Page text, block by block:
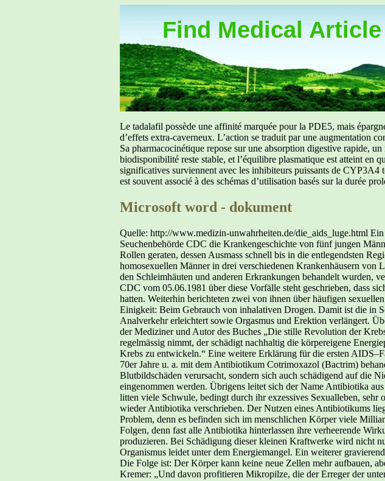
Find Medical Article
Le tadalafil possède une affinité marquée pour la PDE5, mais
d’effets extra-caverneux. L’action se traduit par une augmentation
Sa pharmacocinétique repose sur une absorption digestive rapide,
biodisponibilité reste stable, et l’équilibre plasmatique est atteint en
significatives surviennent avec les inhibiteurs puissants de
est souvent associé à des schémas d’utilisation basés sur la durée
Microsoft word - dokument
Quelle: http://www.medizin-unwahrheiten.de/die_aids_luge.html Ein exzessiver Lebensstil liess das Phänomen AIDS entstehen Hätte die US- Seuchenbehörde CDC die Krankengeschichte von fünf jungen Männern im Jahre 1981 richtig eingeschätzt, wäre wohl niemals der riesige Stein ins Rollen geraten, dessen Ausmass schnell bis in die entlegendsten Regionen Afrikas zu spüren war. Als zwischen Oktober 1980 und Mai 1981 die fünf homosexuellen Männer in drei verschiedenen Krankenhäusern von Los Angeles wegen Pilzinfektionen in der Lunge (PCP), Hefepilzinfektionen auf den Schleimhäuten und anderen Erkrankungen behandelt wurden, vermutete die CDC eine Infektionskrankheit als primäre Ursache. Im Bericht der CDC vom 05.06.1981 über diese Vorfälle steht geschrieben, dass sich die jungen Männer weder kannten, noch gemeinsame Sexualpartner gehabt hatten. Weiterhin berichteten zwei von ihnen über häufigen sexuellen Verkehr mit verschiedenen Partnern. Doch in einem Punkt herrschte absolute Einigkeit: Beim Gebrauch von inhalativen Drogen. Damit ist die in Schwulenkreisen sehr beliebte Schnüffeldroge Poppers gemeint, die den Analverkehr erleichtert sowie Orgasmus und Erektion verlängert. Über die Gefahren von Poppers, dessen chemische Bezeichnung Amylnitrit ist, klärt der Mediziner und Autor des Buches „Die stille Revolution der Krebs- und AIDS – Medizin“ Dr. med. Heinrich Kremer auf: „Wer Poppers regelmässig nimmt, der schädigt nachhaltig die körpereigene Energieproduktion, sein Immunsystem und riskiert das Karposi – Sarkom (KS), eine Art Krebs zu entwickeln.“ Eine weitere Erklärung für die ersten AIDS–Fälle findet Kremer in der Tatsache, dass viele homosexuelle Männer Ende der 70er Jahre u. a. mit dem Antibiotikum Cotrimoxazol (Bactrim) behandelt wurden. Ein Zwei-Komponenten-Antibiotikum, welches nicht nur schwere Blutbildschäden verursacht, sondern sich auch schädigend auf die Nieren auswirkt. Daher soll es laut Packungsbeilage auch nur maximal 14 Tage eingenommen werden. Übrigens leitet sich der Name Antibiotika aus dem Altgriechischen ab und bedeutet nichts anderes als: Gegen das Leben. Nun litten viele Schwule, bedingt durch ihr exzessives Sexualleben, sehr oft an Geschlechtskrankheiten. Ein Teufelskreis begann und sie bekamen immer wieder Antibiotika verschrieben. Der Nutzen eines Antibiotikums liegt in der Tötung oder Verminderung schädlicher Bakterien. Hier liegt aber das Problem, denn es befinden sich im menschlichen Körper viele Milliarden nützliche Bakterien, welche ebenfalls angegriffen werden. Mit fatalen Folgen, denn fast alle Antibiotika hinterlassen ihre verheerende Wirkung an den Mitochondrien, welche nahezu 90% der gesamten Körperenergie produzieren. Bei Schädigung dieser kleinen Kraftwerke wird nicht nur die Darmflora in starke Mitleidenschaft gezogen, sondern der gesamte Organismus leidet unter dem Energiemangel. Ein weiterer gravierender Nachteil eines Antibiotikums liegt in der Hemmung des Folsäure–Vitamins. Die Folge ist: Der Körper kann keine neue Zellen mehr aufbauen, aber auch altes Zellmaterial nicht mehr entsorgen. Dazu noch einmal Heinrich Kremer: „Und davon profitieren Mikropilze, die der Erreger der unter AIDS – Patienten gefürchteten PCP–Lungenentzündung sind.“ Zu allem übel wurden aber diese Menschen weiterhin mit dem Medikament behandelt, welches der Auslöser für ihre PCP–Infektionen gewesen ist. Es entstand ein Kreislauf aus immer wieder auftretenden Infektionen, die fälschlicherweise von den Ärzten mit Antibiotika, Antipilz–Mitteln und anderen Medikamenten behandelt wurden. Und diese ganze Mixtur, aus dem das Leben vieler sexuell aktiver Männer bestand, machte ihren schlechten Gesundheitszustand aus. Man muss kein Mediziner sein, um zu erkennen, wie schlechte Ernährung, wenig Schlaf, Drogenkonsum, Dauermedikation mit Antibiotika und ein exzessives Sexualleben einen Menschen dauerhaft krank machen kann. Leider schien das erschaffen eines neuen Virus lukrativer zu sein. Es gibt keinen einzigen wissenschaftlichen Beweis für einen Zusammenhang zwischen HIV und AIDS. Zu diesem Entschluss kommt Karry Mullis, der Nobelpreisträger für Chemie aus dem Jahre 1993. Nach jahrelangen Recherchen steht er mit dieser Meinung nicht alleine da. Die Zahl der Aidskritiker wächst, was auch nicht verwunderlich ist, wenn man sich etwas intensiver mit dieser Thematik auseinandersetzt. Wie dem auch sei, da es keinen Beweis für ein angebliches AIDS–Virus gibt, hat die Zeitschrift Continuum ein Preisgeld von 100 000 Dollar für denjenigen ausgesetzt, der als Erster diesen Beweis erbringt. Es versteht sich natürlich von selbst, dass das Preisgeld bis heute noch auf seinen Empfänger wartet. Weshalb aber weiterhin die Behauptung vom HI–Virus aufrechterhalten wird,